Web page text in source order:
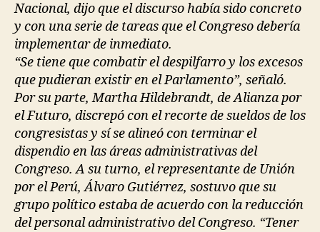
Nacional, dijo que el discurso había sido concreto
y con una serie de tareas que el Congreso debería
implementar de inmediato.
“Se tiene que combatir el despilfarro y los excesos
que pudieran existir en el Parlamento”, señaló.
Por su parte, Martha Hildebrandt, de Alianza por
el Futuro, discrepó con el recorte de sueldos de los
congresistas y sí se alineó con terminar el
dispendio en las áreas administrativas del
Congreso. A su turno, el representante de Unión
por el Perú, Álvaro Gutiérrez, sostuvo que su
grupo político estaba de acuerdo con la reducción
del personal administrativo del Congreso. “Tener